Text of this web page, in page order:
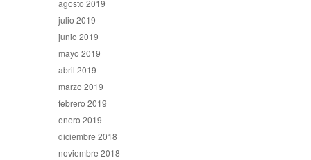
agosto 2019
julio 2019
junio 2019
mayo 2019
abril 2019
marzo 2019
febrero 2019
enero 2019
diciembre 2018
noviembre 2018